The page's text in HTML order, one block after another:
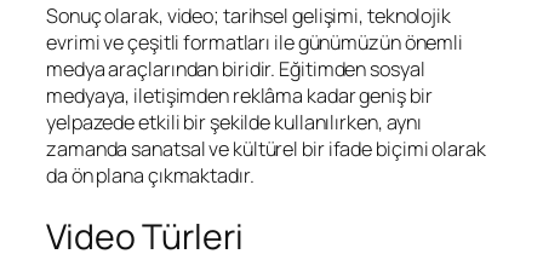
Sonuç olarak, video; tarihsel gelişimi, teknolojik
evrimi ve çeşitli formatları ile günümüzün önemli
medya araçlarından biridir. Eğitimden sosyal
medyaya, iletişimden reklâma kadar geniş bir
yelpazede etkili bir şekilde kullanılırken, aynı
zamanda sanatsal ve kültürel bir ifade biçimi olarak
da ön plana çıkmaktadır.
Video Türleri